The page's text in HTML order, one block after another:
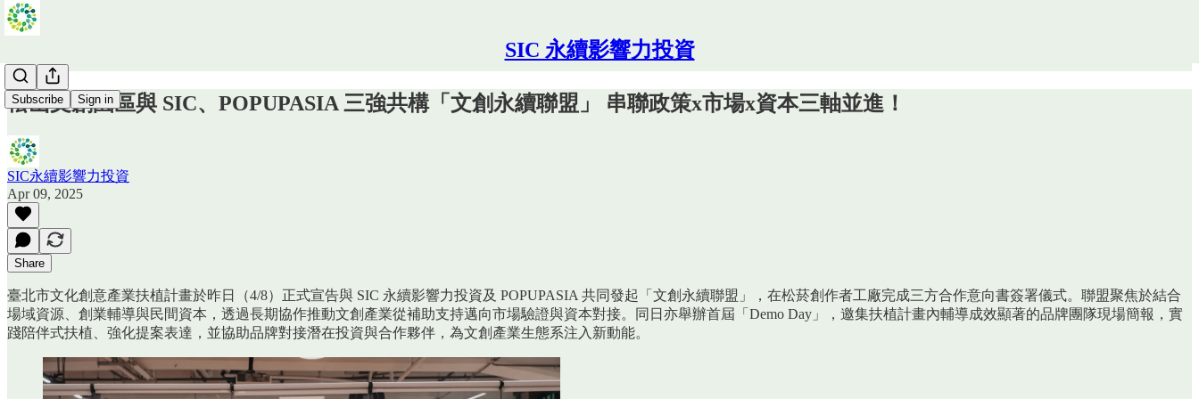
SIC 永續影響力投資
Subscribe Sign in
松山文創園區與 SIC、POPUPASIA 三強共構「文創永續聯盟」 串聯政策x市場x資本三軸並進！
SIC永續影響力投資
Apr 09, 2025
Share
臺北市文化創意產業扶植計畫於昨日（4/8）正式宣告與 SIC 永續影響力投資及 POPUPASIA 共同發起「文創永續聯盟」，在松菸創作者工廠完成三方合作意向書簽署儀式。聯盟聚焦於結合
場域資源、創業輔導與民間資本，透過長期協作推動文創產業從補助支持邁向市場驗證與資本對接。同日亦舉辦首屆「Demo Day」，邀集扶植計畫內輔導成效顯著的品牌團隊現場簡報，實
踐陪伴式扶植、強化提案表達，並協助品牌對接潛在投資與合作夥伴，為文創產業生態系注入新動能。